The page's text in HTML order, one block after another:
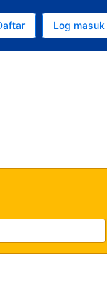
Ringgit Malaysia
Bahasa Malaysia
Log masuk